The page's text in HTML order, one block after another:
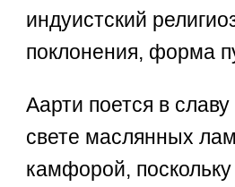
индуистский
поклонения, форма
Аарти поется в
свете маслянных
камфорой,